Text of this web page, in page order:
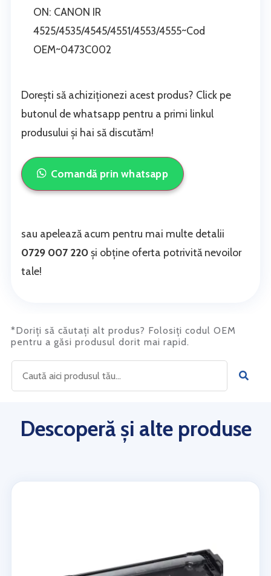
ON: CANON IR
4525/4535/4545/4551/4553/4555~Cod
OEM~0473C002
Dorești să achiziționezi acest produs? Click pe
butonul de whatsapp pentru a primi linkul
produsului și hai să discutăm!
Comandă prin whatsapp
sau apelează acum pentru mai multe detalii
0729 007 220și obține oferta potrivită nevoilor
tale!
*Doriți să căutați alt produs? Folosiți codul OEM
pentru a găsi produsul dorit mai rapid.
Descoperă și alte produse